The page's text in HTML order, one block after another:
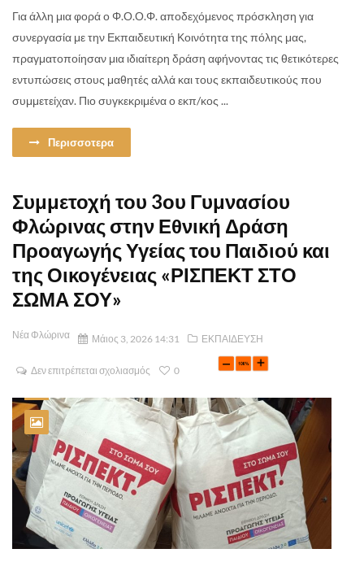
Για άλλη μια φορά ο Φ.Ο.Ο.Φ. αποδεχόμενος πρόσκληση για
συνεργασία με την Εκπαιδευτική Κοινότητα της πόλης μας,
πραγματοποίησαν μια ιδιαίτερη δράση αφήνοντας τις θετικότερες
εντυπώσεις στους μαθητές αλλά και τους εκπαιδευτικούς που
συμμετείχαν. Πιο συγκεκριμένα ο εκπ/κος ...
Περισσοτερα
Συμμετοχή του 3ου Γυμνασίου
Φλώρινας στην Εθνική Δράση
Προαγωγής Υγείας του Παιδιού και
της Οικογένειας «ΡΙΣΠΕΚΤ ΣΤΟ
ΣΩΜΑ ΣΟΥ»
Νέα Φλώρινα Μάιος 3, 2026 14:31 ΕΚΠΑΙΔΕΥΣΗ
Δεν επιτρέπεται σχολιασμός 0